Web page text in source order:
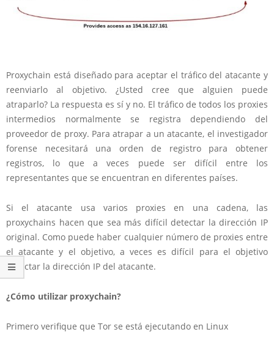
Proxychain está diseñado para aceptar el tráfico del atacante y
reenviarlo al objetivo. ¿Usted cree que alguien puede
atraparlo? La respuesta es sí y no. El tráfico de todos los proxies
intermedios normalmente se registra dependiendo del
proveedor de proxy. Para atrapar a un atacante, el investigador
forense necesitará una orden de registro para obtener
registros, lo que a veces puede ser difícil entre los
representantes que se encuentran en diferentes países.
Si el atacante usa varios proxies en una cadena, las
proxychains hacen que sea más difícil detectar la dirección IP
original. Como puede haber cualquier número de proxies entre
el atacante y el objetivo, a veces es difícil para el objetivo
detectar la dirección IP del atacante.
¿Cómo utilizar proxychain?
Primero verifique que Tor se está ejecutando en Linux